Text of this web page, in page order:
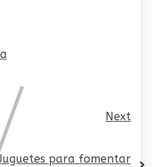
Next
para fomentar